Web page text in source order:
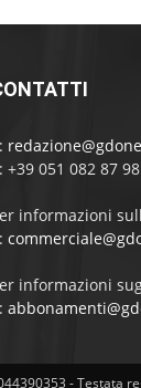
+39 051 082 87
informazioni
informazioni
- Testata